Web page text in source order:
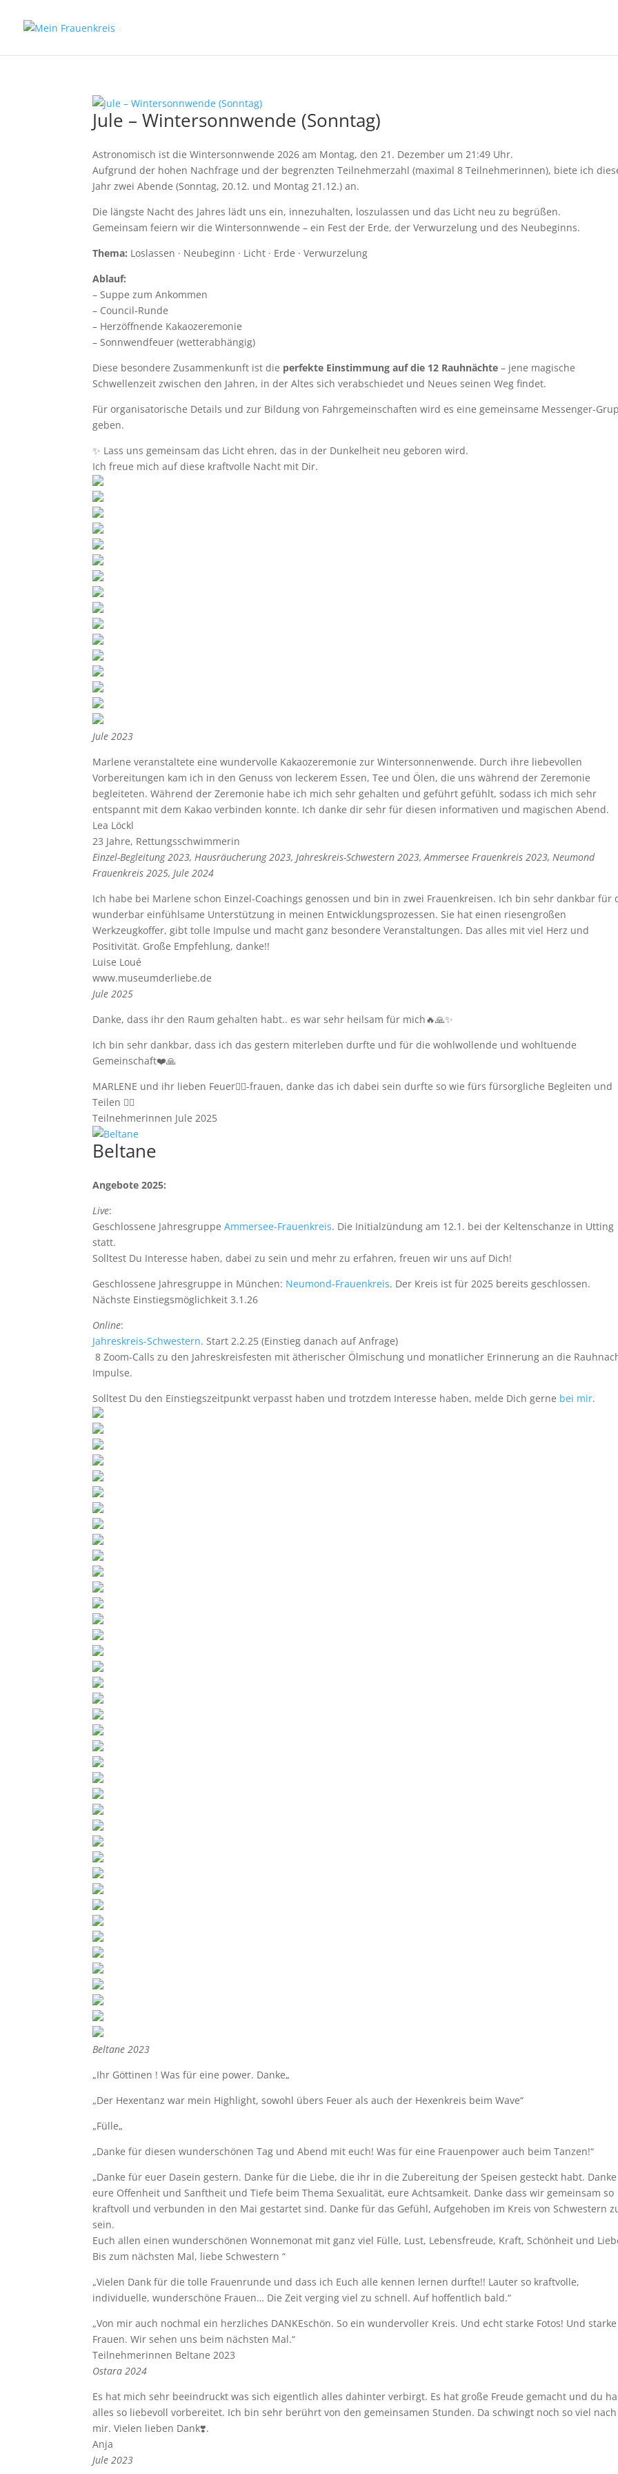
Jule – Wintersonnwende (Sonntag)
Astronomisch ist die Wintersonnwende 2026 am Montag, den 21. Dezember um 21:49 Uhr.
Aufgrund der hohen Nachfrage und der begrenzten Teilnehmerzahl (maximal 8 Teilnehmerinnen), biete ich
Jahr zwei Abende (Sonntag, 20.12. und Montag 21.12.) an.
Die längste Nacht des Jahres lädt uns ein, innezuhalten, loszulassen und das Licht neu zu begrüßen.
Gemeinsam feiern wir die Wintersonnwende – ein Fest der Erde, der Verwurzelung und des Neubeginns.
Thema: Loslassen · Neubeginn · Licht · Erde · Verwurzelung
Ablauf:
– Suppe zum Ankommen
– Council-Runde
– Herzöffnende Kakaozeremonie
– Sonnwendfeuer (wetterabhängig)
Diese besondere Zusammenkunft ist die perfekte Einstimmung auf die 12 Rauhnächte – jene magische
Schwellenzeit zwischen den Jahren, in der Altes sich verabschiedet und Neues seinen Weg findet.
Für organisatorische Details und zur Bildung von Fahrgemeinschaften wird es eine gemeinsame Messenger-
geben.
✨ Lass uns gemeinsam das Licht ehren, das in der Dunkelheit neu geboren wird.
Ich freue mich auf diese kraftvolle Nacht mit Dir.
Jule 2023
Marlene veranstaltete eine wundervolle Kakaozeremonie zur Wintersonnenwende. Durch ihre liebevollen
Vorbereitungen kam ich in den Genuss von leckerem Essen, Tee und Ölen, die uns während der Zeremonie
begleiteten. Während der Zeremonie habe ich mich sehr gehalten und geführt gefühlt, sodass ich mich sehr
entspannt mit dem Kakao verbinden konnte. Ich danke dir sehr für diesen informativen und magischen Abend.
Lea Löckl
23 Jahre, Rettungsschwimmerin
Einzel-Begleitung 2023, Hausräucherung 2023, Jahreskreis-Schwestern 2023, Ammersee Frauenkreis 2023, Neumond
Frauenkreis 2025, Jule 2024
Ich habe bei Marlene schon Einzel-Coachings genossen und bin in zwei Frauenkreisen. Ich bin sehr dankbar für
wunderbar einfühlsame Unterstützung in meinen Entwicklungsprozessen. Sie hat einen riesengroßen
Werkzeugkoffer, gibt tolle Impulse und macht ganz besondere Veranstaltungen. Das alles mit viel Herz und
Positivität. Große Empfehlung, danke!!
Luise Loué
www.museumderliebe.de
Jule 2025
Danke, dass ihr den Raum gehalten habt.. es war sehr heilsam für mich🔥🙏✨
Ich bin sehr dankbar, dass ich das gestern miterleben durfte und für die wohlwollende und wohltuende
Gemeinschaft❤️🙏
MARLENE und ihr lieben Feuer❤️‍🔥-frauen, danke das ich dabei sein durfte so wie fürs fürsorgliche Begleiten und
Teilen 🐦‍🔥
Teilnehmerinnen Jule 2025
Beltane
Angebote 2025:
Live:
Geschlossene JahresgruppeAmmersee-Frauenkreis. Die Initialzündung am 12.1. bei der Keltenschanze in Utting
statt.
Solltest Du Interesse haben, dabei zu sein und mehr zu erfahren, freuen wir uns auf Dich!
Geschlossene Jahresgruppe in München: Neumond-Frauenkreis. Der Kreis ist für 2025 bereits geschlossen.
Nächste Einstiegsmöglichkeit 3.1.26
Online:
Jahreskreis-Schwestern. Start 2.2.25 (Einstieg danach auf Anfrage)
8 Zoom-Calls zu den Jahreskreisfesten mit ätherischer Ölmischung und monatlicher Erinnerung an die
Impulse.
Solltest Du den Einstiegszeitpunkt verpasst haben und trotzdem Interesse haben, melde Dich gerne bei mir.
Beltane 2023
„Ihr Göttinen ! Was für eine power. Danke„
„Der Hexentanz war mein Highlight, sowohl übers Feuer als auch der Hexenkreis beim Wave“
„Fülle„
„Danke für diesen wunderschönen Tag und Abend mit euch! Was für eine Frauenpower auch beim Tanzen!“
„Danke für euer Dasein gestern. Danke für die Liebe, die ihr in die Zubereitung der Speisen gesteckt habt.
eure Offenheit und Sanftheit und Tiefe beim Thema Sexualität, eure Achtsamkeit. Danke dass wir gemeinsam so
kraftvoll und verbunden in den Mai gestartet sind. Danke für das Gefühl, Aufgehoben im Kreis von Schwestern
sein.
Euch allen einen wunderschönen Wonnemonat mit ganz viel Fülle, Lust, Lebensfreude, Kraft, Schönheit und
Bis zum nächsten Mal, liebe Schwestern “
„Vielen Dank für die tolle Frauenrunde und dass ich Euch alle kennen lernen durfte!! Lauter so kraftvolle,
individuelle, wunderschöne Frauen… Die Zeit verging viel zu schnell. Auf hoffentlich bald.“
„Von mir auch nochmal ein herzliches DANKEschön. So ein wundervoller Kreis. Und echt starke Fotos! Und starke
Frauen. Wir sehen uns beim nächsten Mal.“
Teilnehmerinnen Beltane 2023
Ostara 2024
Es hat mich sehr beeindruckt was sich eigentlich alles dahinter verbirgt. Es hat große Freude gemacht und du
alles so liebevoll vorbereitet. Ich bin sehr berührt von den gemeinsamen Stunden. Da schwingt noch so viel
mir. Vielen lieben Dank❣️.
Anja
Jule 2023